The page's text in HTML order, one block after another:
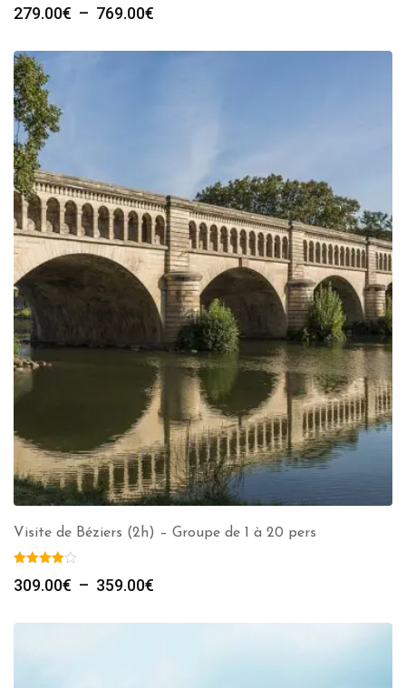
279.00€ – 769.00€
prix :
Visite de Béziers (2h) – Groupe de 1 à 20 pers
309.00€ – 359.00€
prix :